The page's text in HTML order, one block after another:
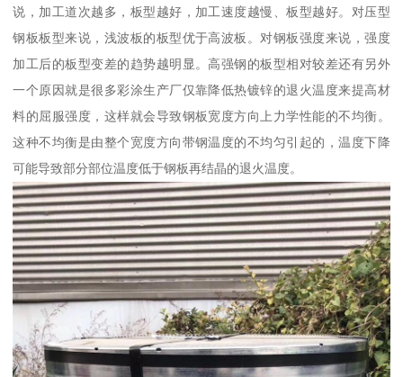
说，加工道次越多，板型越好，加工速度越慢、板型越好。对压型
钢板板型来说，浅波板的板型优于高波板。对钢板强度来说，强度
加工后的板型变差的趋势越明显。高强钢的板型相对较差还有另外
一个原因就是很多彩涂生产厂仅靠降低热镀锌的退火温度来提高材
料的屈服强度，这样就会导致钢板宽度方向上力学性能的不均衡。
这种不均衡是由整个宽度方向带钢温度的不均匀引起的，温度下降
可能导致部分部位温度低于钢板再结晶的退火温度。